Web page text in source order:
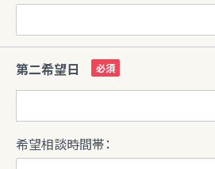
第二希望日
希望相談時間帯：